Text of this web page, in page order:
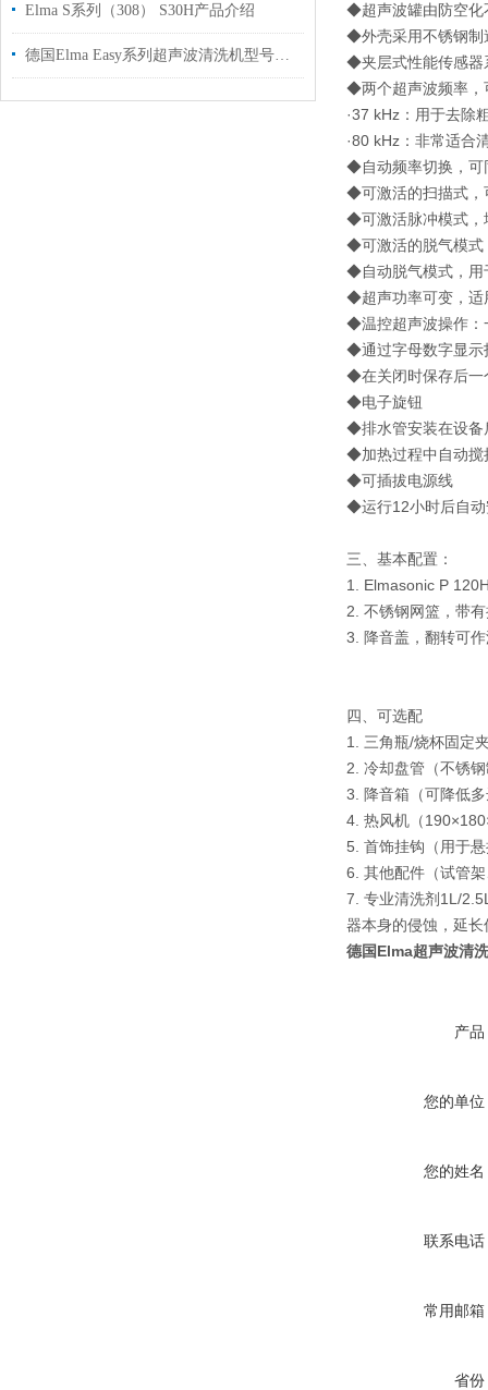
Elma S系列（308） S30H产品介绍
德国Elma Easy系列超声波清洗机型号介绍
◆超声波罐由防空化
◆外壳采用不锈钢制
◆夹层式性能传感器
◆两个超声波频率，
·37 kHz：用于去除
·80 kHz：非常适合
◆自动频率切换，可
◆可激活的扫描式，
◆可激活脉冲模式，
◆可激活的脱气模式
◆自动脱气模式，用
◆超声功率可变，适
◆温控超声波操作：
◆通过字母数字显示
◆在关闭时保存后一
◆电子旋钮
◆排水管安装在设备
◆加热过程中自动搅
◆可插拔电源线
◆运行12小时后自动
三、基本配置：
1. Elmasonic P
2. 不锈钢网篮，带
3. 降音盖，翻转可
四、可选配
1. 三角瓶/烧杯固定
2. 冷却盘管（不锈
3. 降音箱（可降低
4. 热风机（
5. 首饰挂钩（用于
6. 其他配件（试管
7. 专业清洗剂1L/
器本身的侵蚀，延
德国Elma超声波清
产品
您的单位
您的姓名
联系电话
常用邮箱
省份